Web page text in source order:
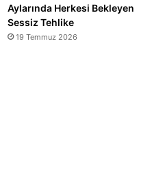
Aylarında Herkesi Bekleyen
Sessiz Tehlike
19 Temmuz 2026